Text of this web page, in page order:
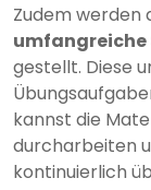
Zudem werden
gestellt. Diese
kannst die
durcharbeiten
kontinuierlich